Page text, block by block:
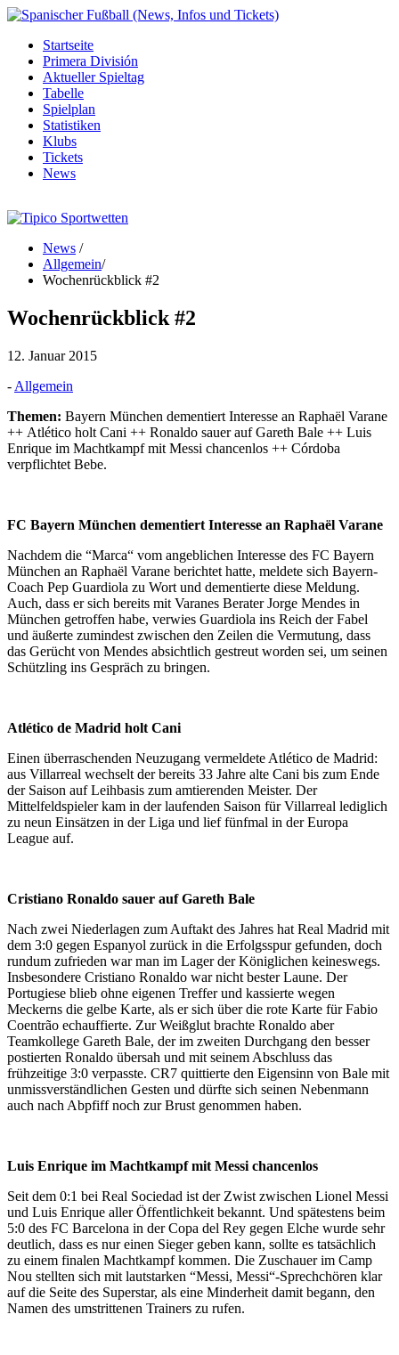
Startseite
Primera División
Aktueller Spieltag
Tabelle
Spielplan
Statistiken
Klubs
Tickets
News
News /
Allgemein/
Wochenrückblick #2
Wochenrückblick #2
12. Januar 2015
- Allgemein
Themen: Bayern München dementiert Interesse an Raphaël Varane
++ Atlético holt Cani ++ Ronaldo sauer auf Gareth Bale ++ Luis
Enrique im Machtkampf mit Messi chancenlos ++ Córdoba
verpflichtet Bebe.
FC Bayern München dementiert Interesse an Raphaël Varane
Nachdem die “Marca“ vom angeblichen Interesse des FC Bayern
München an Raphaël Varane berichtet hatte, meldete sich Bayern-
Coach Pep Guardiola zu Wort und dementierte diese Meldung.
Auch, dass er sich bereits mit Varanes Berater Jorge Mendes in
München getroffen habe, verwies Guardiola ins Reich der Fabel
und äußerte zumindest zwischen den Zeilen die Vermutung, dass
das Gerücht von Mendes absichtlich gestreut worden sei, um seinen
Schützling ins Gespräch zu bringen.
Atlético de Madrid holt Cani
Einen überraschenden Neuzugang vermeldete Atlético de Madrid:
aus Villarreal wechselt der bereits 33 Jahre alte Cani bis zum Ende
der Saison auf Leihbasis zum amtierenden Meister. Der
Mittelfeldspieler kam in der laufenden Saison für Villarreal lediglich
zu neun Einsätzen in der Liga und lief fünfmal in der Europa
League auf.
Cristiano Ronaldo sauer auf Gareth Bale
Nach zwei Niederlagen zum Auftakt des Jahres hat Real Madrid mit
dem 3:0 gegen Espanyol zurück in die Erfolgsspur gefunden, doch
rundum zufrieden war man im Lager der Königlichen keineswegs.
Insbesondere Cristiano Ronaldo war nicht bester Laune. Der
Portugiese blieb ohne eigenen Treffer und kassierte wegen
Meckerns die gelbe Karte, als er sich über die rote Karte für Fabio
Coentrão echauffierte. Zur Weißglut brachte Ronaldo aber
Teamkollege Gareth Bale, der im zweiten Durchgang den besser
postierten Ronaldo übersah und mit seinem Abschluss das
frühzeitige 3:0 verpasste. CR7 quittierte den Eigensinn von Bale mit
unmissverständlichen Gesten und dürfte sich seinen Nebenmann
auch nach Abpfiff noch zur Brust genommen haben.
Luis Enrique im Machtkampf mit Messi chancenlos
Seit dem 0:1 bei Real Sociedad ist der Zwist zwischen Lionel Messi
und Luis Enrique aller Öffentlichkeit bekannt. Und spätestens beim
5:0 des FC Barcelona in der Copa del Rey gegen Elche wurde sehr
deutlich, dass es nur einen Sieger geben kann, sollte es tatsächlich
zu einem finalen Machtkampf kommen. Die Zuschauer im Camp
Nou stellten sich mit lautstarken “Messi, Messi“-Sprechchören klar
auf die Seite des Superstar, als eine Minderheit damit begann, den
Namen des umstrittenen Trainers zu rufen.